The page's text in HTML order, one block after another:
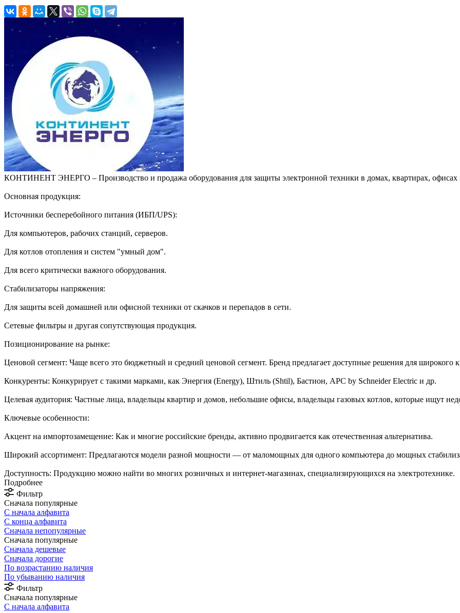
КОНТИНЕНТ ЭНЕРГО – Производство и продажа оборудования для защиты электронной техники в домах, квартирах, офисах
Основная продукция:
Источники бесперебойного питания (ИБП/UPS):
Для компьютеров, рабочих станций, серверов.
Для котлов отопления и систем "умный дом".
Для всего критически важного оборудования.
Стабилизаторы напряжения:
Для защиты всей домашней или офисной техники от скачков и перепадов в сети.
Сетевые фильтры и другая сопутствующая продукция.
Позиционирование на рынке:
Ценовой сегмент: Чаще всего это бюджетный и средний ценовой сегмент. Бренд предлагает доступные решения для широкого
Конкуренты: Конкурирует с такими марками, как Энергия (Energy), Штиль (Shtil), Бастион, APC by Schneider Electric и др.
Целевая аудитория: Частные лица, владельцы квартир и домов, небольшие офисы, владельцы газовых котлов, которые ищут
Ключевые особенности:
Акцент на импортозамещение: Как и многие российские бренды, активно продвигается как отечественная альтернатива.
Широкий ассортимент: Предлагаются модели разной мощности — от маломощных для одного компьютера до мощных
Доступность: Продукцию можно найти во многих розничных и интернет-магазинах, специализирующихся на электротехнике.
Подробнее
Фильтр
Сначала популярные
С начала алфавита
С конца алфавита
Сначала непопулярные
Сначала популярные
Сначала дешевые
Сначала дорогие
По возрастанию наличия
По убыванию наличия
Фильтр
Сначала популярные
С начала алфавита